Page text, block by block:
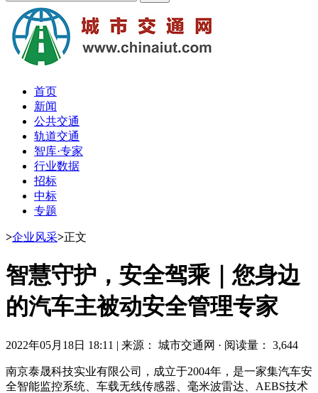
首页
新闻
公共交通
轨道交通
智库·专家
行业数据
招标
中标
专题
>企业风采>正文
智慧守护，安全驾乘｜您身边
的汽车主被动安全管理专家
2022年05月18日 18:11 | 来源： 城市交通网 · 阅读量： 3,644
南京泰晟科技实业有限公司，成立于2004年，是一家集汽车安
全智能监控系统、车载无线传感器、毫米波雷达、AEBS技术